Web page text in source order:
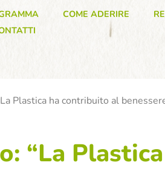
COME ADERIRE
Plastica ha contribuito al
“La